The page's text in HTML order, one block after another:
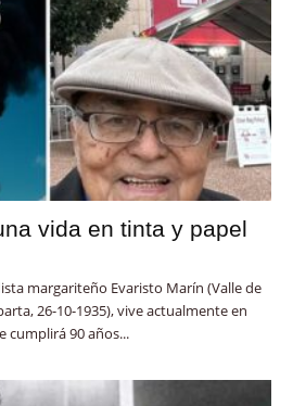
vida en tinta y papel
margariteño Evaristo Marín (Valle de
26-10-1935), vive actualmente en
cumplirá 90 años...